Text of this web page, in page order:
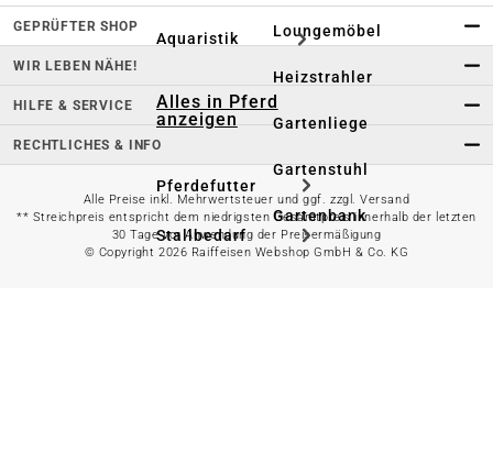
Aquaristik
Alles in Pferd
anzeigen
Pferdefutter
Stallbedarf
Loungemöbel
Heizstrahler
Gartenliege
Gartenstuhl
Gartenbank
Gartentisch
GEPRÜFTER SHOP
WIR LEBEN NÄHE!
HILFE & SERVICE
RECHTLICHES & INFO
Alle Preise inkl. Mehrwertsteuer und ggf. zzgl. Versand
** Streichpreis entspricht dem niedrigsten Gesamtpreis innerhalb der letzten
30 Tage vor Anwendung der Preisermäßigung
© Copyright 2026 Raiffeisen Webshop GmbH & Co. KG